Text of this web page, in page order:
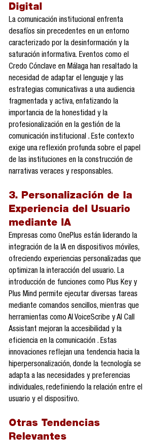
Digital
La comunicación institucional enfrenta
desafíos sin precedentes en un entorno
caracterizado por la desinformación y la
saturación informativa. Eventos como el
Credo Cónclave en Málaga han resaltado la
necesidad de adaptar el lenguaje y las
estrategias comunicativas a una audiencia
fragmentada y activa, enfatizando la
importancia de la honestidad y la
profesionalización en la gestión de la
comunicación institucional . Este contexto
exige una reflexión profunda sobre el papel
de las instituciones en la construcción de
narrativas veraces y responsables.
3. Personalización de la
Experiencia del Usuario
mediante IA
Empresas como OnePlus están liderando la
integración de la IA en dispositivos móviles,
ofreciendo experiencias personalizadas que
optimizan la interacción del usuario. La
introducción de funciones como Plus Key y
Plus Mind permite ejecutar diversas tareas
mediante comandos sencillos, mientras que
herramientas como AI VoiceScribe y AI Call
Assistant mejoran la accesibilidad y la
eficiencia en la comunicación . Estas
innovaciones reflejan una tendencia hacia la
hiperpersonalización, donde la tecnología se
adapta a las necesidades y preferencias
individuales, redefiniendo la relación entre el
usuario y el dispositivo.
Otras Tendencias
Relevantes